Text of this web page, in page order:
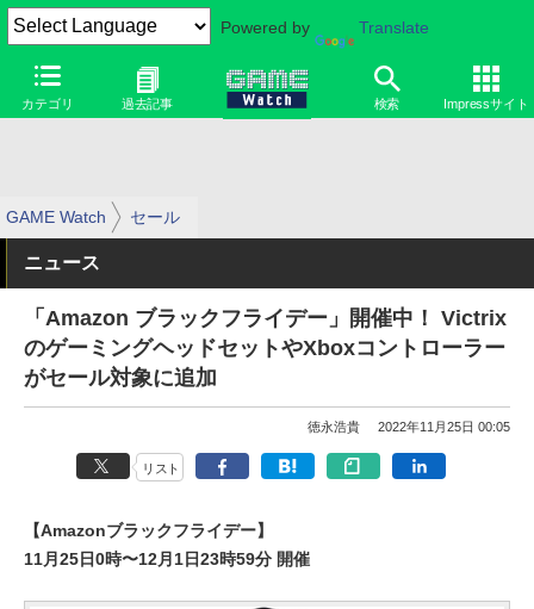
Powered by Translate
カテゴリ 過去記事 検索 Impressサイト
GAME Watch セール
ニュース
「Amazon ブラックフライデー」開催中！ Victrix
のゲーミングヘッドセットやXboxコントローラー
がセール対象に追加
徳永浩貴 2022年11月25日 00:05
リスト
【Amazonブラックフライデー】
11月25日0時〜12月1日23時59分 開催